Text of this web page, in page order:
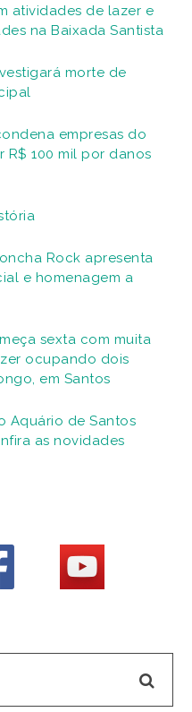
atividades de lazer e
na Baixada Santista
morte de
empresas do
100 mil por danos
Rock apresenta
e homenagem a
sexta com muita
ocupando dois
em Santos
Aquário de Santos
as novidades